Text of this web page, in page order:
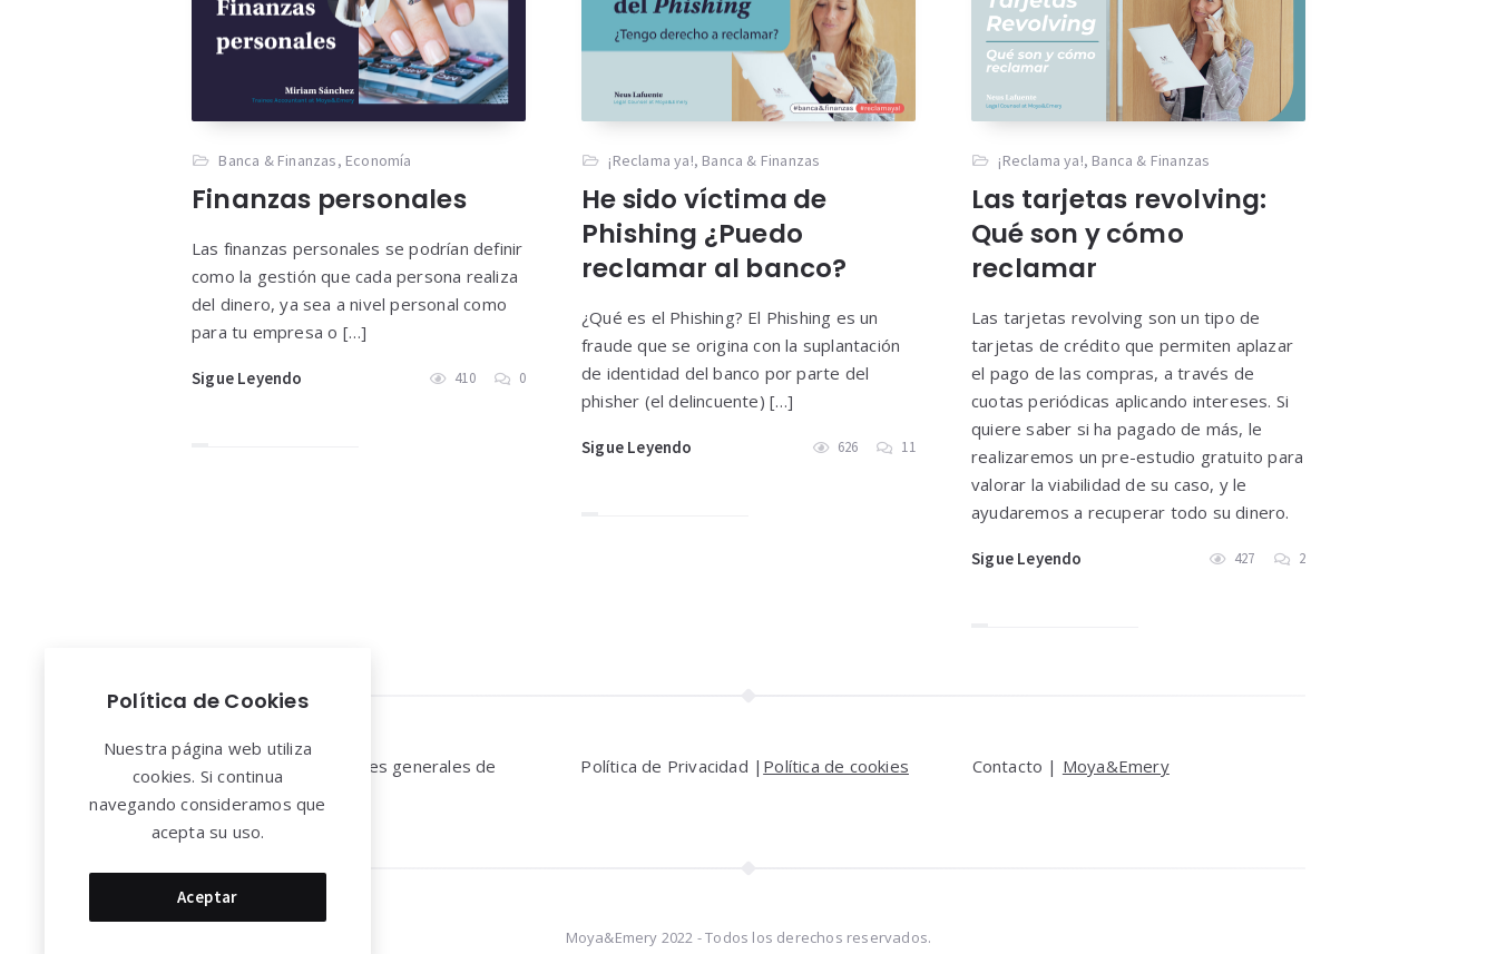
Banca & Finanzas, Economía
Finanzas personales
Las finanzas personales se podrían definir
como la gestión que cada persona realiza
del dinero, ya sea a nivel personal como
para tu empresa o […]
Sigue Leyendo 410 0
¡Reclama ya!, Banca & Finanzas
He sido víctima de
Phishing ¿Puedo
reclamar al banco?
¿Qué es el Phishing? El Phishing es un
fraude que se origina con la suplantación
de identidad del banco por parte del
phisher (el delincuente) […]
Sigue Leyendo 626 11
¡Reclama ya!, Banca & Finanzas
Las tarjetas revolving:
Qué son y cómo
reclamar
Las tarjetas revolving son un tipo de
tarjetas de crédito que permiten aplazar
el pago de las compras, a través de
cuotas periódicas aplicando intereses. Si
quiere saber si ha pagado de más, le
realizaremos un pre-estudio gratuito para
valorar la viabilidad de su caso, y le
ayudaremos a recuperar todo su dinero.
Sigue Leyendo 427 2
Widgets
Aviso legal y Condiciones generales de
Política de Privacidad | Política de cookies Contacto | Moya&Emery
Moya&Emery 2022 - Todos los derechos reservados.
Política de Cookies
Nuestra página web utiliza
cookies. Si continua
navegando consideramos que
acepta su uso.
Aceptar